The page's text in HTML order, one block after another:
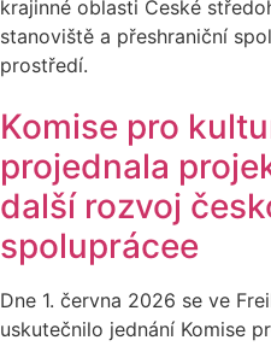
krajinné oblasti České
stanoviště a přeshraniční
prostředí.
Komise pro
projednala
další rozvoj
spoluprácee
Dne 1. června 2026 se ve
uskutečnilo jednání Komise